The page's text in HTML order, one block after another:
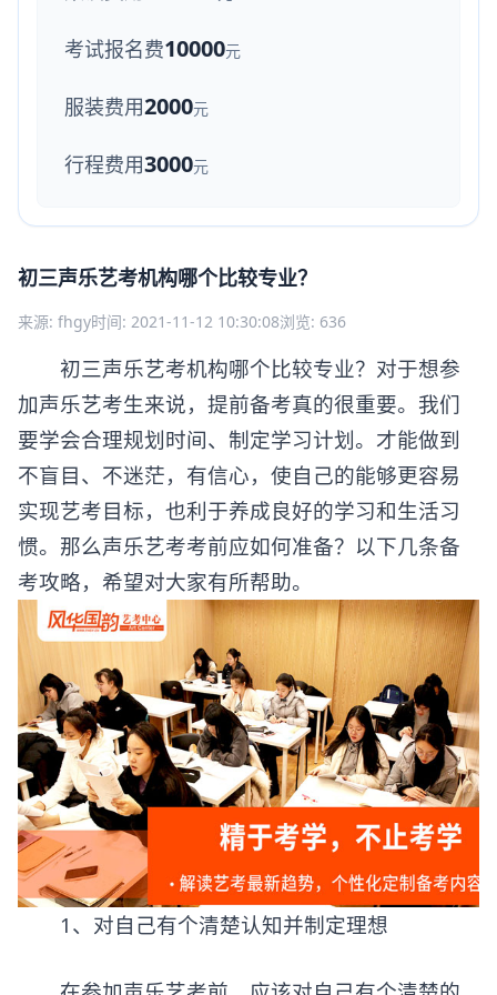
考试报名费10000元
服装费用2000元
行程费用3000元
初三声乐艺考机构哪个比较专业？
来源: fhgy时间: 2021-11-12 10:30:08浏览: 636
初三声乐艺考机构哪个比较专业？对于想参
加声乐艺考生来说，提前备考真的很重要。我们
要学会合理规划时间、制定学习计划。才能做到
不盲目、不迷茫，有信心，使自己的能够更容易
实现艺考目标，也利于养成良好的学习和生活习
惯。那么声乐艺考考前应如何准备？以下几条备
考攻略，希望对大家有所帮助。
1、对自己有个清楚认知并制定理想